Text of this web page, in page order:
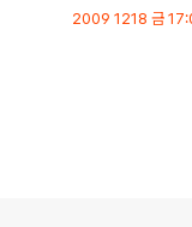
2009 1218 금